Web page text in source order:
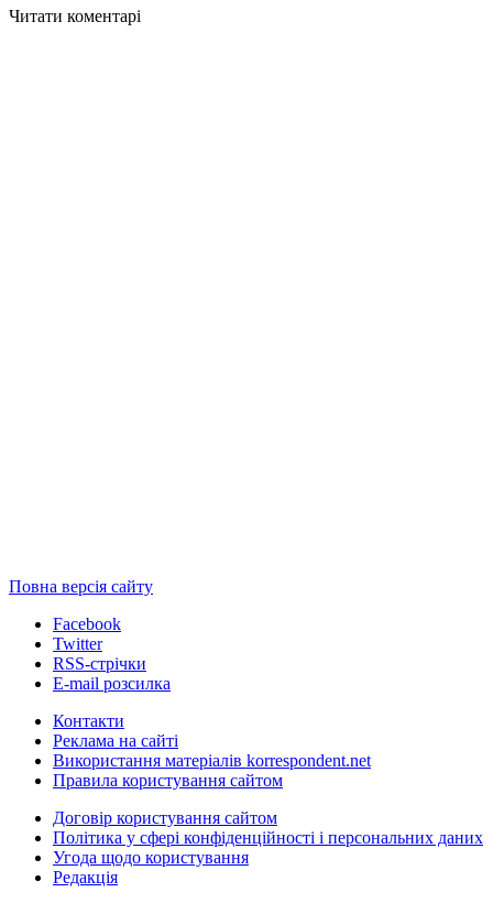
Читати коментарі
Повна версія сайту
Facebook
Twitter
RSS-стрічки
E-mail розсилка
Контакти
Реклама на сайті
Використання матеріалів korrespondent.net
Правила користування сайтом
Договір користування сайтом
Політика у сфері конфіденційності і персональних даних
Угода щодо користування
Редакція